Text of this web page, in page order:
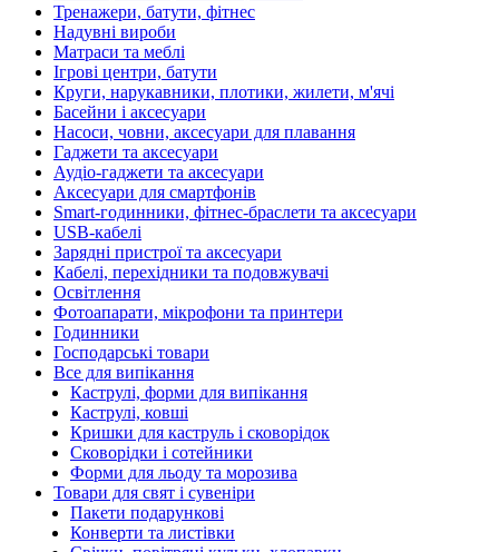
Тренажери, батути, фітнес
Надувні вироби
Матраси та меблі
Ігрові центри, батути
Круги, нарукавники, плотики, жилети, м'ячі
Басейни і аксесуари
Насоси, човни, аксесуари для плавання
Гаджети та аксесуари
Аудіо-гаджети та аксесуари
Аксесуари для смартфонів
Smart-годинники, фітнес-браслети та аксесуари
USB-кабелі
Зарядні пристрої та аксесуари
Кабелі, перехідники та подовжувачі
Освітлення
Фотоапарати, мікрофони та принтери
Годинники
Господарські товари
Все для випікання
Каструлі, форми для випікання
Каструлі, ковші
Кришки для каструль і сковорідок
Сковорідки і сотейники
Форми для льоду та морозива
Товари для свят і сувеніри
Пакети подарункові
Конверти та листівки